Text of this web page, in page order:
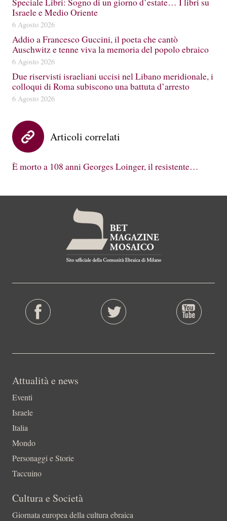
Israele e Medio Oriente
6 Agosto 2026
Addio a Francesco Guccini, il poeta che cantò
Auschwitz e tenne viva la memoria del popolo ebraico
6 Agosto 2026
Due riservisti israeliani uccisi nel Libano meridionale, i
colloqui di Roma subiscono una battuta d’arresto
6 Agosto 2026
Articoli correlati
È morto a 108 anni Georges Loinger, il resistente…
Attualità e news
Eventi
Israele
Italia
Mondo
Personaggi e Storie
Taccuino
Cultura e Società
Giornata europea della cultura ebraica